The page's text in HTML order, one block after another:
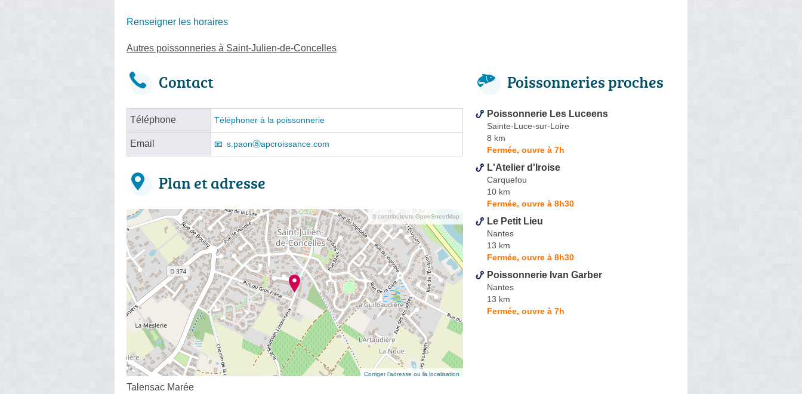
Renseigner les horaires
Autres poissonneries à Saint-Julien-de-Concelles
Contact
Téléphone Téléphoner à la poissonnerie
Email s.paonⓐapcroissance.com
Plan et adresse
© contributeurs OpenStreetMap
Corriger l’adresse ou la localisation
Talensac Marée
Poissonneries proches
Poissonnerie Les Luceens
Sainte-Luce-sur-Loire
8 km
Fermée, ouvre à 7h
L'Atelier d'Iroise
Carquefou
10 km
Fermée, ouvre à 8h30
Le Petit Lieu
Nantes
13 km
Fermée, ouvre à 8h30
Poissonnerie Ivan Garber
Nantes
13 km
Fermée, ouvre à 7h